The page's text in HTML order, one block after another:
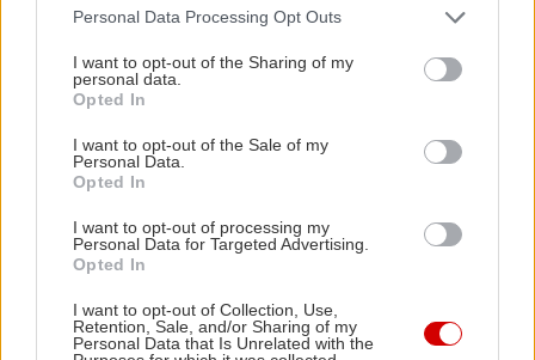
Please note that this website/app uses one or more Google
not limited to your visit or usage behaviour. You may click to
grant or deny consent to Google and its third-party tags to
use your data for below specified purposes in below Google
consent section.
Personal Data Processing Opt Outs
I want to opt-out of the Sharing of my
personal data.
Opted In
I want to opt-out of the Sale of my
Personal Data.
Opted In
I want to opt-out of processing my
Personal Data for Targeted Advertising.
Opted In
I want to opt-out of Collection, Use,
Retention, Sale, and/or Sharing of my
Personal Data that Is Unrelated with the
Θα μπορούσε όλη η οργισμένη εφηβεία μας να
χωρέσει σε ένα και μόνο τραγούδι. Αν ήταν το
“The Kids Aren’t Alright” θα μπορούσε.
Οι The Subways